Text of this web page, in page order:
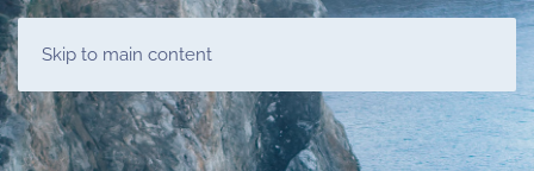
Skip to main content